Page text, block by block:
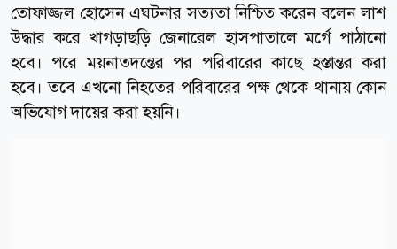
তোফাজ্জল হোসেন এঘটনার সত্যতা নিশ্চিত করেন বলেন লাশ
উদ্ধার করে খাগড়াছড়ি জেনারেল হাসপাতালে মর্গে পাঠানো
হবে। পরে ময়নাতদন্তের পর পরিবারের কাছে হস্তান্তর করা
হবে। তবে এখনো নিহতের পরিবারের পক্ষ থেকে থানায় কোন
অভিযোগ দায়ের করা হয়নি।